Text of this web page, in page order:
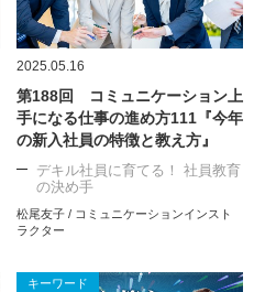
2025.05.16
第188回 コミュニケーション上
手になる仕事の進め方111『今年
の新入社員の特徴と教え方』
デキル社員に育てる！ 社員教育
の決め手
松尾友子 / コミュニケーションインスト
ラクター
キーワード